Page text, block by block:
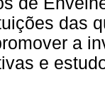
das
a
e